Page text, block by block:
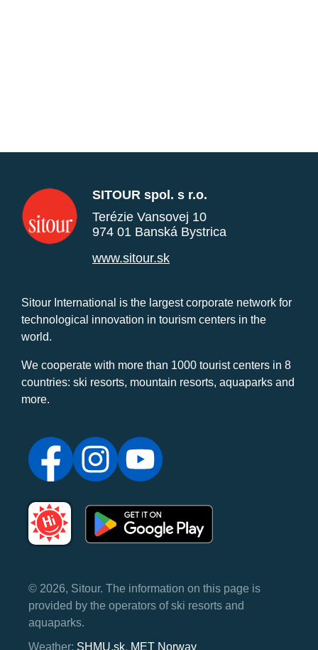
SITOUR spol. s r.o.
Terézie Vansovej 10
974 01 Banská Bystrica
www.sitour.sk
Sitour International is the largest corporate network for
technological innovation in tourism centers in the
world.
We cooperate with more than 1000 tourist centers in 8
countries: ski resorts, mountain resorts, aquaparks and
more.
© 2026, Sitour. The information on this page is
provided by the operators of ski resorts and
aquaparks.
Weather: SHMU.sk, MET Norway